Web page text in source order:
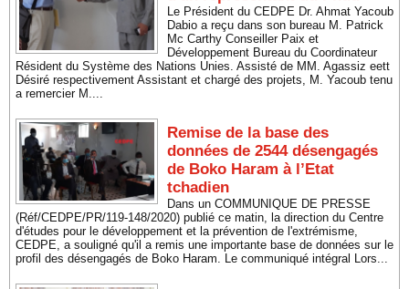
Le Président du CEDPE Dr. Ahmat Yacoub
Dabio a reçu dans son bureau M. Patrick
Mc Carthy Conseiller Paix et
Développement Bureau du Coordinateur
Résident du Système des Nations Unies. Assisté de MM. Agassiz eett
Désiré respectivement Assistant et chargé des projets, M. Yacoub tenu
a remercier M....
Remise de la base des
données de 2544 désengagés
de Boko Haram à l’Etat
tchadien
Dans un COMMUNIQUE DE PRESSE
(Réf/CEDPE/PR/119-148/2020) publié ce matin, la direction du Centre
d'études pour le développement et la prévention de l'extrémisme,
CEDPE, a souligné qu'il a remis une importante base de données sur le
profil des désengagés de Boko Haram. Le communiqué intégral Lors...